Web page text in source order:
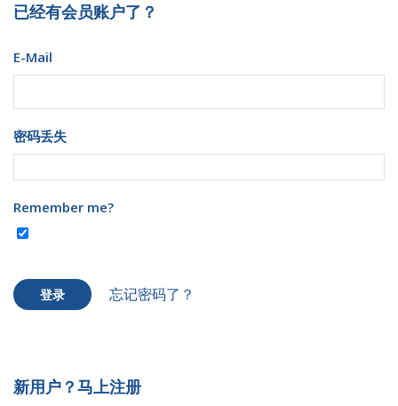
已经有会员账户了？
E-Mail
密码丢失
Remember me?
登录 忘记密码了？
新用户？马上注册